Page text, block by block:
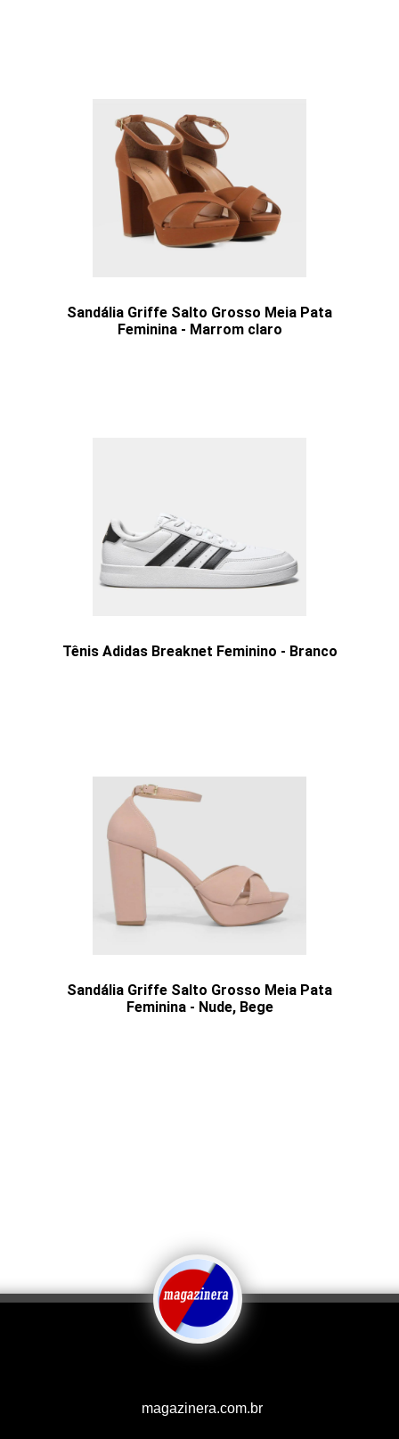
Sandália Griffe Salto Grosso Meia Pata
Feminina - Marrom claro
Tênis Adidas Breaknet Feminino - Branco
Sandália Griffe Salto Grosso Meia Pata
Feminina - Nude, Bege
magazinera.com.br